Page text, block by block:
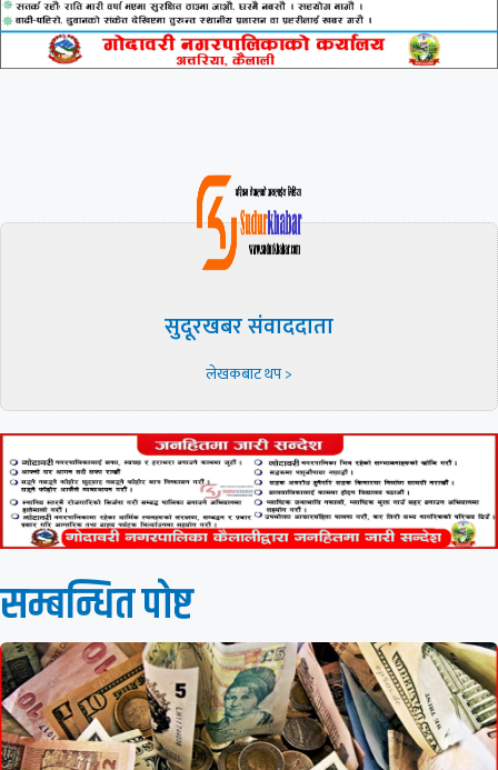
सुदूरखबर संवाददाता
लेखकबाट थप >
सम्बन्धित पाेष्ट